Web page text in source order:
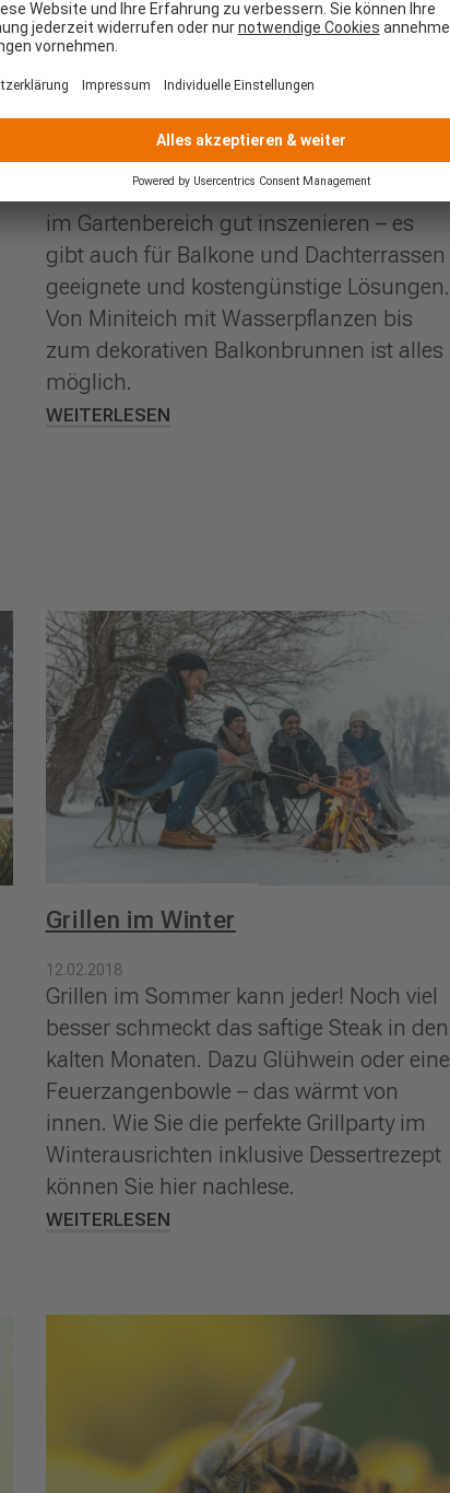
Wasserspiele auf Balkon und
Terrasse
20.05.2018
Das Element Wasser lässt sich nicht nur
im Gartenbereich gut inszenieren – es
gibt auch für Balkone und Dachterrassen
geeignete und kostengünstige Lösungen.
Von Miniteich mit Wasserpflanzen bis
zum dekorativen Balkonbrunnen ist alles
möglich.
WEITERLESEN
Grillen im Winter
12.02.2018
Grillen im Sommer kann jeder! Noch viel
besser schmeckt das saftige Steak in den
kalten Monaten. Dazu Glühwein oder eine
Feuerzangenbowle – das wärmt von
innen. Wie Sie die perfekte Grillparty im
Winterausrichten inklusive Dessertrezept
können Sie hier nachlese.
WEITERLESEN